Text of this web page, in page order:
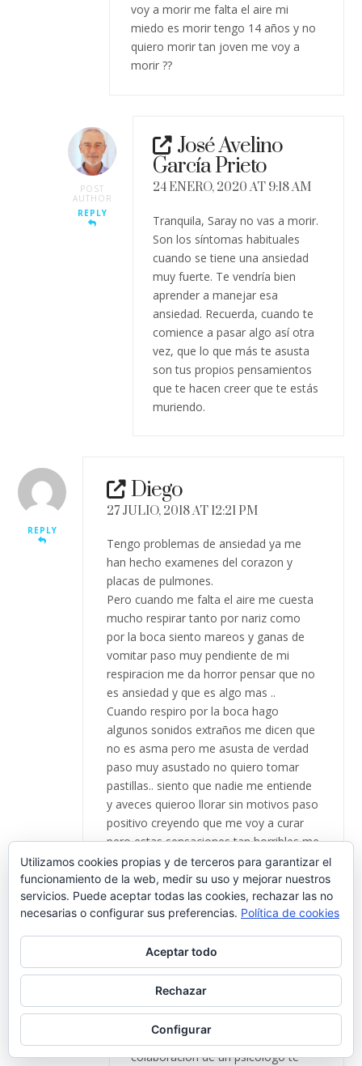
voy a morir me falta el aire mi
miedo es morir tengo 14 años y no
quiero morir tan joven me voy a
morir ??
POST
AUTHOR
REPLY
José Avelino
García Prieto
24 ENERO, 2020 AT 9:18 AM
Tranquila, Saray no vas a morir.
Son los síntomas habituales
cuando se tiene una ansiedad
muy fuerte. Te vendría bien
aprender a manejar esa
ansiedad. Recuerda, cuando te
comience a pasar algo así otra
vez, que lo que más te asusta
son tus propios pensamientos
que te hacen creer que te estás
muriendo.
REPLY
Diego
27 JULIO, 2018 AT 12:21 PM
Tengo problemas de ansiedad ya me
han hecho examenes del corazon y
placas de pulmones.
Pero cuando me falta el aire me cuesta
mucho respirar tanto por nariz como
por la boca siento mareos y ganas de
vomitar paso muy pendiente de mi
respiracion me da horror pensar que no
es ansiedad y que es algo mas ..
Cuando respiro por la boca hago
algunos sonidos extraños me dicen que
no es asma pero me asusta de verdad
paso muy asustado no quiero tomar
pastillas.. siento que nadie me entiende
y aveces quieroo llorar sin motivos paso
positivo creyendo que me voy a curar
pero estas sensaciones tan horribles me
tienen muy preocuoado que algo me
pase y no me puedan ayudar..
POST
AUTHOR
José Avelino
García Prieto
28 JULIO, 2018 AT 8:08 AM
Hola, Diego. Creo que la
colaboración de un psicólogo te
Utilizamos cookies propias y de terceros para garantizar el
funcionamiento de la web, medir su uso y mejorar nuestros
servicios. Puede aceptar todas las cookies, rechazar las no
necesarias o configurar sus preferencias. Política de cookies
Aceptar todo
Rechazar
Configurar